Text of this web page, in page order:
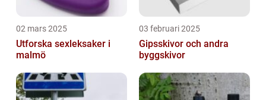
02 mars 2025
Utforska sexleksaker i
malmö
03 februari 2025
Gipsskivor och andra
byggskivor